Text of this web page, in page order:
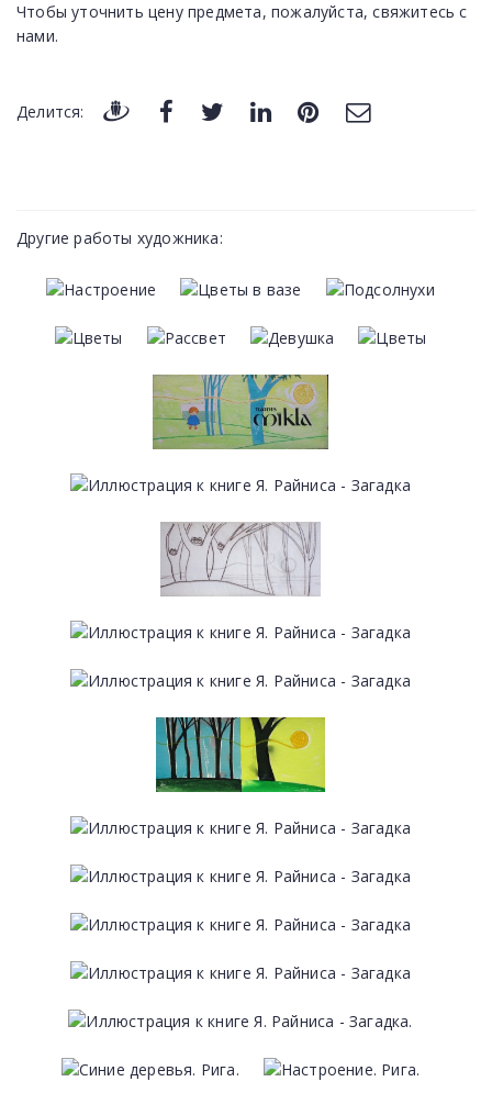
Чтобы уточнить цену предмета, пожалуйста, свяжитесь с
нами.
Делится:
Другие работы художника: